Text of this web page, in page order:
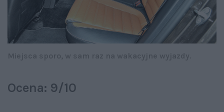
Ocena: 9/10